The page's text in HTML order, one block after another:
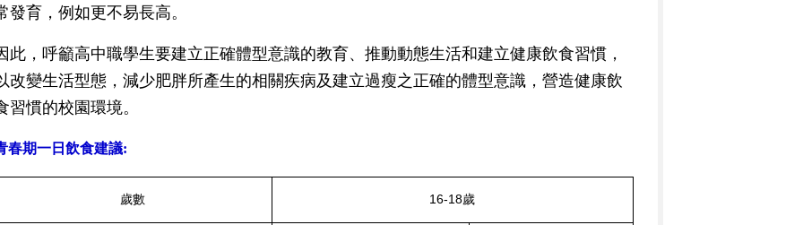
發育，例如更不易長高。
此，呼籲高中職學生要建立正確體型意識的教育、推動動態生活和建立健康飲食習慣，
改變生活型態，減少肥胖所產生的相關疾病及建立過瘦之正確的體型意識，營造健康飲
習慣的校園環境。
春期一日飲食建議:
歲數 16-18歲